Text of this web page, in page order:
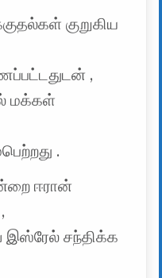
குறுகிய
,
மக்கள்
.
ஈரான்
இஸ்ரேல் சந்திக்க